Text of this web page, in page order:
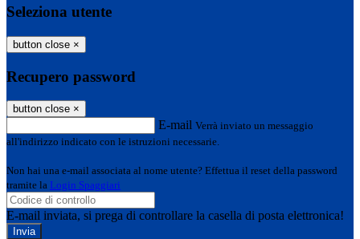
Seleziona utente
button close ×
Recupero password
button close ×
E-mail Verrà inviato un messaggio
all'indirizzo indicato con le istruzioni necessarie.
Non hai una e-mail associata al nome utente? Effettua il reset della password
tramite la Login Spaggiari
E-mail inviata, si prega di controllare la casella di posta elettronica!